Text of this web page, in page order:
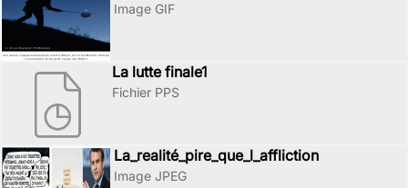
Image GIF
La lutte finale1
Fichier PPS
La_realité_pire_que_l_affliction
Image JPEG